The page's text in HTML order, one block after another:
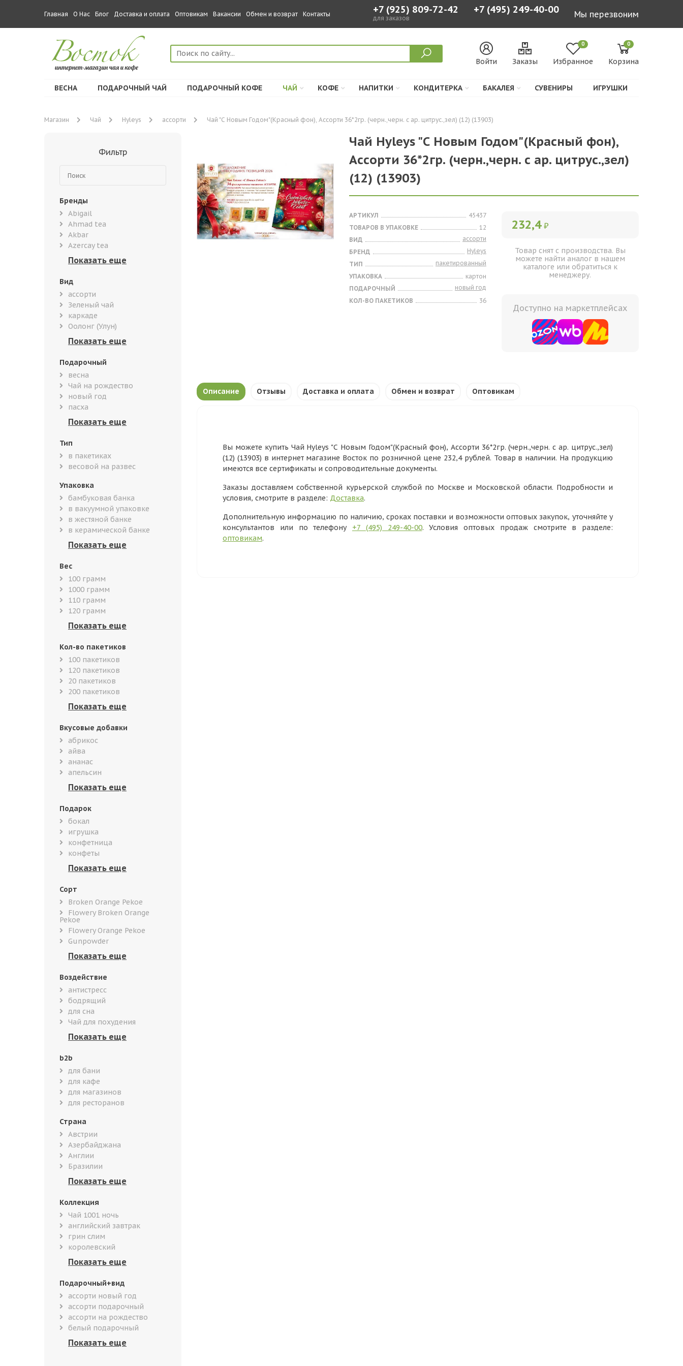
Главная О Нас Блог Доставка и оплата Оптовикам Вакансии Обмен и возврат Контакты +7 (925) 809-72-42
для заказов
+7 (495) 249-40-00 Мы перезвоним
Войти Заказы
0
Избранное
0
Корзина
ВЕСНА ПОДАРОЧНЫЙ ЧАЙ ПОДАРОЧНЫЙ КОФЕ ЧАЙ КОФЕ НАПИТКИ КОНДИТЕРКА БАКАЛЕЯ СУВЕНИРЫ ИГРУШКИ
Магазин Чай Hyleys ассорти Чай "С Новым Годом"(Красный фон), Ассорти 36*2гр. (черн.,черн. с ар. цитрус.,зел) (12) (13903)
Фильтр
Бренды
Abigail
Ahmad tea
Akbar
Azercay tea
Вид
ассорти
Зеленый чай
каркаде
Оолонг (Улун)
Подарочный
весна
Чай на рождество
новый год
пасха
Тип
в пакетиках
весовой на развес
Упаковка
бамбуковая банка
в вакуумной упаковке
в жестяной банке
в керамической банке
Вес
100 грамм
1000 грамм
110 грамм
120 грамм
Кол-во пакетиков
100 пакетиков
120 пакетиков
20 пакетиков
200 пакетиков
Вкусовые добавки
абрикос
айва
ананас
апельсин
Подарок
бокал
игрушка
конфетница
конфеты
Сорт
Broken Orange Pekoe
Flowery Broken Orange
Pekoe
Flowery Orange Pekoe
Gunpowder
Воздействие
антистресс
бодрящий
для сна
Чай для похудения
b2b
для бани
для кафе
для магазинов
для ресторанов
Страна
Австрии
Азербайджана
Англии
Бразилии
Коллекция
Чай 1001 ночь
английский завтрак
грин слим
королевский
Подарочный+вид
ассорти новый год
ассорти подарочный
ассорти на рождество
белый подарочный
Чай Hyleys "С Новым Годом"(Красный фон),
Ассорти 36*2гр. (черн.,черн. с ар. цитрус.,зел)
(12) (13903)
АРТИКУЛ
45437
ТОВАРОВ В УПАКОВКЕ
12
ВИД
ассорти
БРЕНД
Hyleys
ТИП
пакетированный
УПАКОВКА
картон
ПОДАРОЧНЫЙ
новый год
КОЛ-ВО ПАКЕТИКОВ
36
232,4 ₽
Товар снят с производства. Вы
можете найти аналог в нашем
каталоге или обратиться к
менеджеру.
Доступно на маркетплейсах
Описание Отзывы Доставка и оплата Обмен и возврат Оптовикам
Вы можете купить Чай Hyleys "С Новым Годом"(Красный фон), Ассорти 36*2гр. (черн.,черн. с ар. цитрус.,зел)
(12) (13903) в интернет магазине Восток по розничной цене 232,4 рублей. Товар в наличии. На продукцию
имеются все сертификаты и сопроводительные документы.
Заказы доставляем собственной курьерской службой по Москве и Московской области. Подробности и
условия, смотрите в разделе: Доставка.
Дополнительную информацию по наличию, сроках поставки и возможности оптовых закупок, уточняйте у
консультантов или по телефону +7 (495) 249-40-00. Условия оптовых продаж смотрите в разделе:
оптовикам.